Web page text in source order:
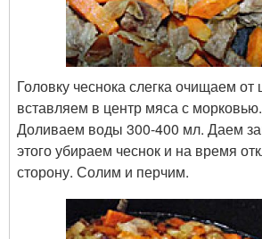
Головку чеснока слегка очищаем от
вставляем в центр мяса с морковью.
Доливаем воды 300-400 мл. Даем
этого убираем чеснок и на время
сторону. Солим и перчим.